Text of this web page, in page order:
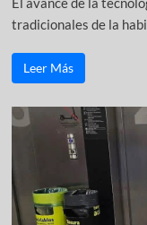
tradicionales de la
Leer Más